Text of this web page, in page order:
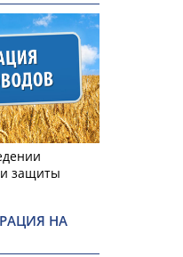
защиты
НА